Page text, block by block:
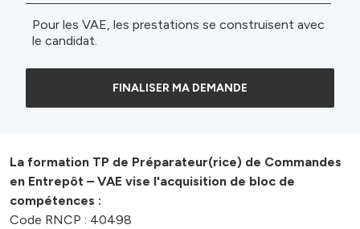
Pour les VAE, les prestations se construisent avec
le candidat.
FINALISER MA DEMANDE
La formation TP de Préparateur(rice) de Commandes
en Entrepôt – VAE vise l'acquisition de bloc de
compétences :
Code RNCP : 40498